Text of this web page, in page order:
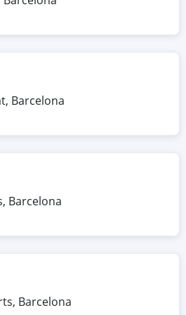
Barcelona,
59-61, Sant
OpenStreetMap
OpenStreetMap
, Barcelona
, Barcelona
, Barcelona